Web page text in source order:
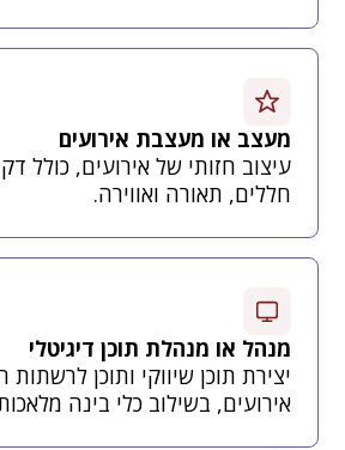
מעצב או מעצבת אירועים
עיצוב חזותי של אירועים, כולל
חללים, תאורה ואווירה.
מנהל או מנהלת תוכן דיגיטלי
יצירת תוכן שיווקי ותוכן
אירועים, בשילוב כלי בינה